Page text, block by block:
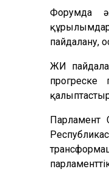
Форумда
пайдалану,
ЖИ
прогреске
Парламент